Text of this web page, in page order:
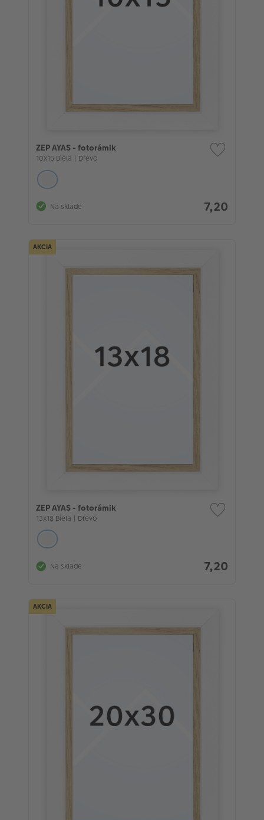
ZEP AYAS - fotorámik
10x15 Biela | Drevo
Na sklade 7,20
AKCIA
ZEP AYAS - fotorámik
13x18 Biela | Drevo
Na sklade 7,20
AKCIA